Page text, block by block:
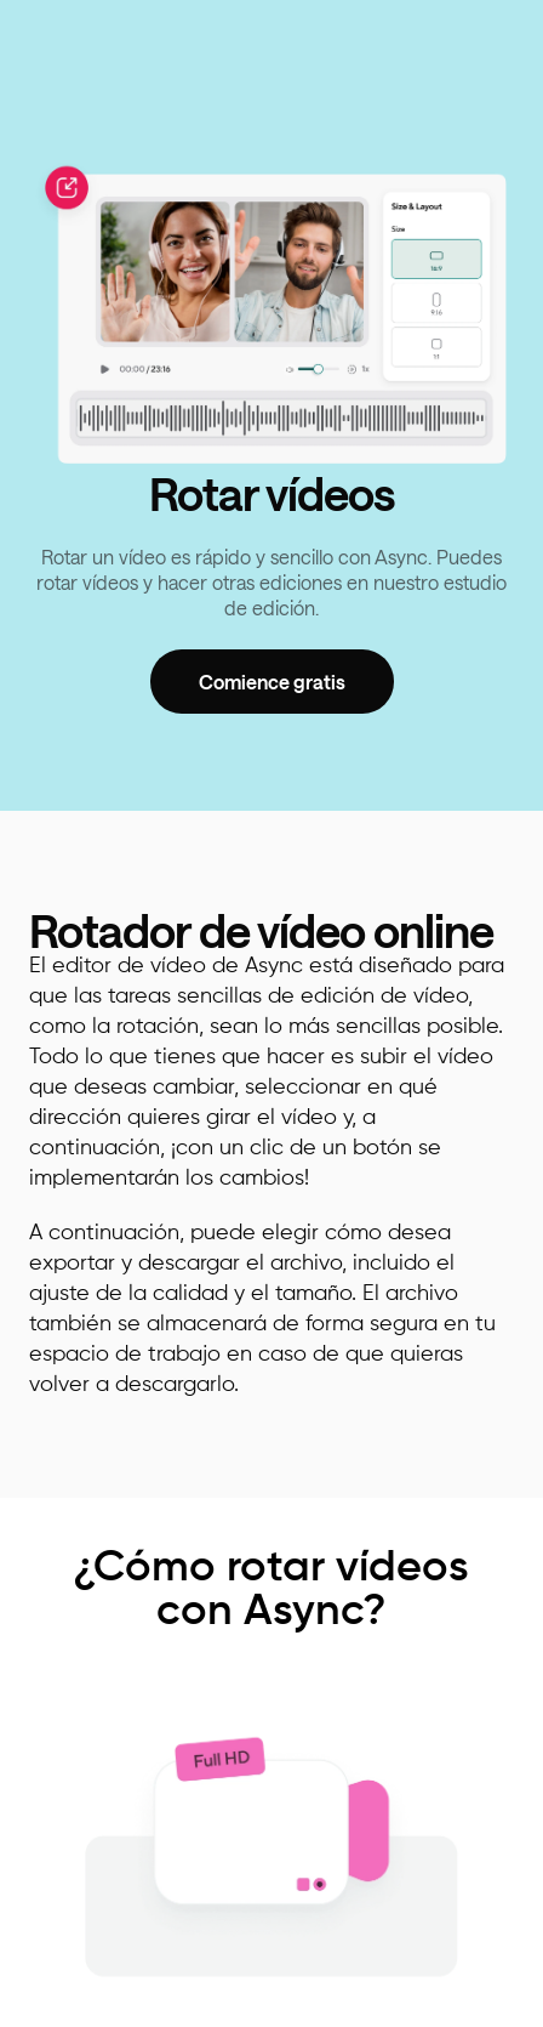
Rotar vídeos
Rotar un vídeo es rápido y sencillo con Async. Puedes
rotar vídeos y hacer otras ediciones en nuestro estudio
de edición.
Comience gratis
Rotador de vídeo online
El editor de vídeo de Async está diseñado para
que las tareas sencillas de edición de vídeo,
como la rotación, sean lo más sencillas posible.
Todo lo que tienes que hacer es subir el vídeo
que deseas cambiar, seleccionar en qué
dirección quieres girar el vídeo y, a
continuación, ¡con un clic de un botón se
implementarán los cambios!
A continuación, puede elegir cómo desea
exportar y descargar el archivo, incluido el
ajuste de la calidad y el tamaño. El archivo
también se almacenará de forma segura en tu
espacio de trabajo en caso de que quieras
volver a descargarlo.
¿Cómo rotar vídeos
con Async?